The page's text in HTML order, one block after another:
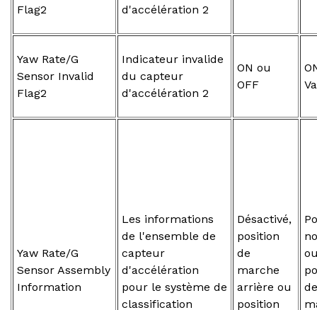
Flag2
d'accélération 2
Yaw Rate/G
Sensor Invalid
Flag2
Indicateur invalide
du capteur
d'accélération 2
ON ou
OFF
Yaw Rate/G
Sensor Assembly
Information
Les informations
de l'ensemble de
capteur
d'accélération
pour le système de
classification
Désactivé,
position
de
marche
arrière ou
position
de